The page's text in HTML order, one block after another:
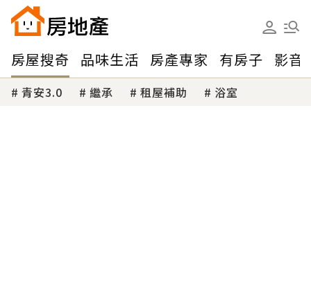
房屋搜奇 品味生活 房產專家 有房子 影音
青安3.0 繼承 租屋補助 浴室